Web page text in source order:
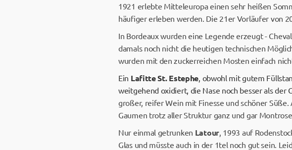
1921 erlebte Mitteleuropa einen sehr heißen
häufiger erleben werden. Die 21er Vorläufer von
In Bordeaux wurden eine Legende erzeugt -
damals noch nicht die heutigen technischen
wurden mit den zuckerreichen Mosten einfach
Ein Lafitte St. Estephe, obwohl mit gutem
weitgehend oxidiert, die Nase noch besser als der
großer, reifer Wein mit Finesse und schöner
Gaumen trotz aller Struktur ganz und gar
Nur einmal getrunken Latour, 1993 auf
Glas und müsste auch in der 1tel noch gut sein.